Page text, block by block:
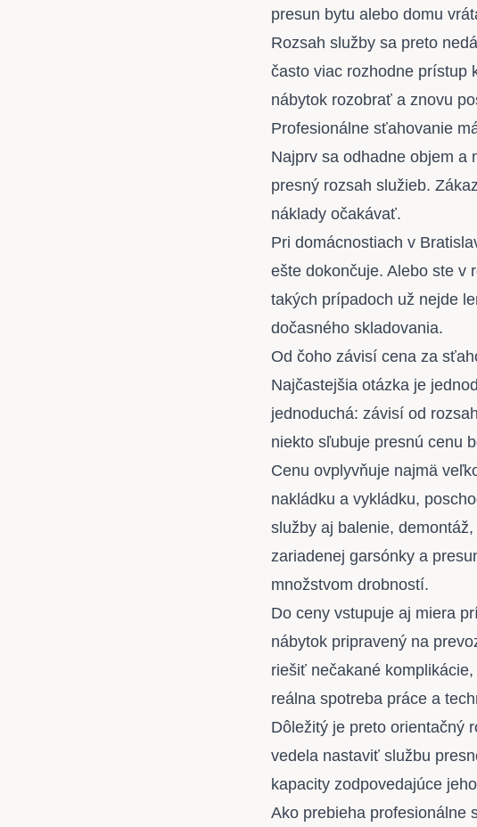
presun bytu alebo domu
Rozsah služby sa preto
často viac rozhodne prístup
nábytok rozobrať a znovu
Profesionálne sťahovanie
Najprv sa odhadne objem a
presný rozsah služieb.
náklady očakávať.
Pri domácnostiach v
ešte dokončuje. Alebo ste v
takých prípadoch už nejde
dočasného skladovania.
Od čoho závisí cena za
Najčastejšia otázka je
jednoduchá: závisí od
niekto sľubuje presnú cenu
Cenu ovplyvňuje najmä
nakládku a vykládku,
služby aj balenie,
zariadenej garsónky a
množstvom drobností.
Do ceny vstupuje aj miera
nábytok pripravený na
riešiť nečakané
reálna spotreba práce a
Dôležitý je preto orientačný
vedela nastaviť službu
kapacity zodpovedajúce
Ako prebieha profesionálne